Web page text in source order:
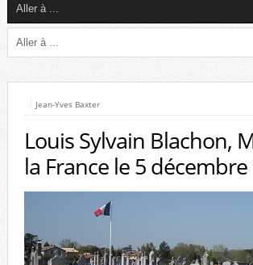
Jean-Yves Baxter
Louis Sylvain Blachon,
la France le 5 décembre